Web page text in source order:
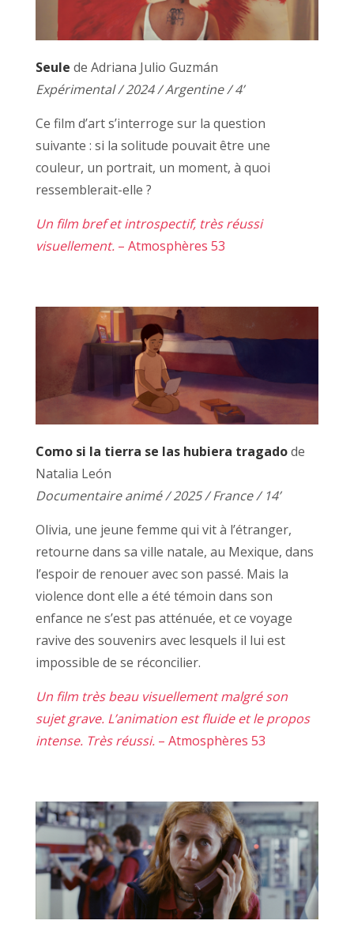
Seule de Adriana Julio Guzmán
Expérimental / 2024 / Argentine / 4’
Ce film d’art s’interroge sur la question
suivante : si la solitude pouvait être une
couleur, un portrait, un moment, à quoi
ressemblerait-elle ?
Un film bref et introspectif, très réussi
visuellement. – Atmosphères 53
Como si la tierra se las hubiera tragadode
Natalia León
Documentaire animé / 2025 / France / 14’
Olivia, une jeune femme qui vit à l’étranger,
retourne dans sa ville natale, au Mexique, dans
l’espoir de renouer avec son passé. Mais la
violence dont elle a été témoin dans son
enfance ne s’est pas atténuée, et ce voyage
ravive des souvenirs avec lesquels il lui est
impossible de se réconcilier.
Un film très beau visuellement malgré son
sujet grave. L’animation est fluide et le propos
intense. Très réussi. – Atmosphères 53